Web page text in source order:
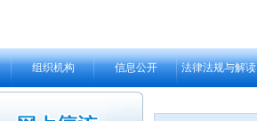
组织机构 信息公开 法律法规与解读